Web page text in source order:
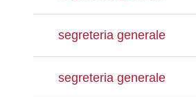
segreteria generale
segreteria generale